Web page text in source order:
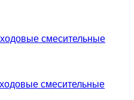
смесительные
смесительные